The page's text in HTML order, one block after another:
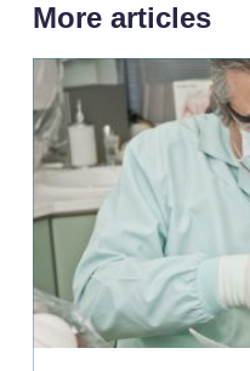
More articles